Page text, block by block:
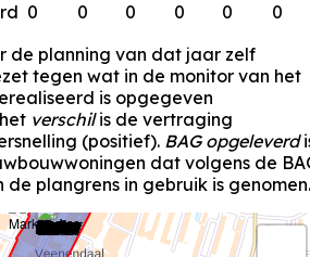
0 0 0 0 0
0
de planning van dat jaar zelf
tegen wat in de monitor van het
is opgegeven
verschilis de vertraging
(positief). BAG opgeleverd
dat volgens de
plangrens in gebruik is genomen.